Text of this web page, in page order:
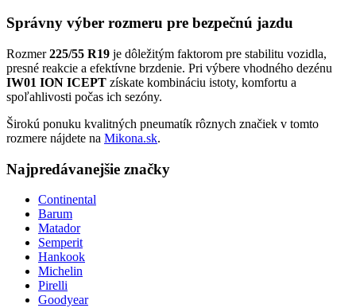
Správny výber rozmeru pre bezpečnú jazdu
Rozmer225/55 R19 je dôležitým faktorom pre stabilitu vozidla,
presné reakcie a efektívne brzdenie. Pri výbere vhodného dezénu
IW01 ION ICEPT získate kombináciu istoty, komfortu a
spoľahlivosti počas ich sezóny.
Širokú ponuku kvalitných pneumatík rôznych značiek v tomto
rozmere nájdete na Mikona.sk.
Najpredávanejšie značky
Continental
Barum
Matador
Semperit
Hankook
Michelin
Pirelli
Goodyear